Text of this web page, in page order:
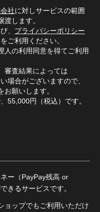
社に対しサービスの範囲
します。
、 プライバシーポリシー
ご利用ください。
人の利用同意を得てご利用
審査結果によっては
場合がございますので、
願いします。
55,000円（税込）です。
ー（PayPay残高 or
きるサービスです。
ョップでもご利用いただけ